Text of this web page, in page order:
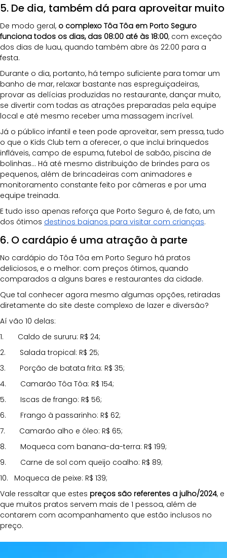
5. De dia, também dá para aproveitar muito
De modo geral, o complexo Tôa Tôa em Porto Seguro
funciona todos os dias, das 08:00 até às 18:00, com exceção
dos dias de luau, quando também abre às 22:00 para a
festa.
Durante o dia, portanto, há tempo suficiente para tomar um
banho de mar, relaxar bastante nas espreguiçadeiras,
provar as delícias produzidas no restaurante, dançar muito,
se divertir com todas as atrações preparadas pela equipe
local e até mesmo receber uma massagem incrível.
Já o público infantil e teen pode aproveitar, sem pressa, tudo
o que o Kids Club tem a oferecer, o que inclui brinquedos
infláveis, campo de espuma, futebol de sabão, piscina de
bolinhas... Há até mesmo distribuição de brindes para os
pequenos, além de brincadeiras com animadores e
monitoramento constante feito por câmeras e por uma
equipe treinada.
E tudo isso apenas reforça que Porto Seguro é, de fato, um
dos ótimos destinos baianos para visitar com crianças.
6. O cardápio é uma atração à parte
No cardápio do Tôa Tôa em Porto Seguro há pratos
deliciosos, e o melhor: com preços ótimos, quando
comparados a alguns bares e restaurantes da cidade.
Que tal conhecer agora mesmo algumas opções, retiradas
diretamente do site deste complexo de lazer e diversão?
Aí vão 10 delas:
1.       Caldo de sururu: R$ 24;
2.       Salada tropical: R$ 25;
3.       Porção de batata frita: R$ 35;
4.       Camarão Tôa Tôa: R$ 154;
5.       Iscas de frango: R$ 56;
6.       Frango à passarinho: R$ 62;
7.       Camarão alho e óleo: R$ 65;
8.       Moqueca com banana-da-terra: R$ 199;
9.       Carne de sol com queijo coalho: R$ 89;
10.   Moqueca de peixe: R$ 139;
Vale ressaltar que estes preços são referentes a julho/2024, e
que muitos pratos servem mais de 1 pessoa, além de
contarem com acompanhamento que estão inclusos no
preço.